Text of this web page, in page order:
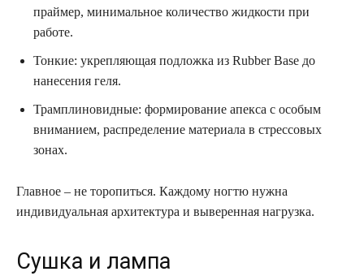
праймер, минимальное количество жидкости при
работе.
Тонкие: укрепляющая подложка из Rubber Base до
нанесения геля.
Трамплиновидные: формирование апекса с особым
вниманием, распределение материала в стрессовых
зонах.
Главное – не торопиться. Каждому ногтю нужна
индивидуальная архитектура и выверенная нагрузка.
Сушка и лампа